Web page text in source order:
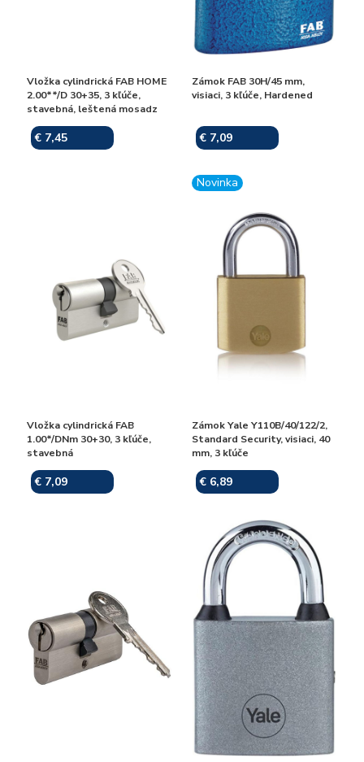
Vložka cylindrická FAB HOME
2.00**/D 30+35, 3 kľúče,
stavebná, leštená mosadz
€ 7,45
Zámok FAB 30H/45 mm,
visiaci, 3 kľúče, Hardened
€ 7,09
Vložka cylindrická FAB
1.00*/DNm 30+30, 3 kľúče,
stavebná
€ 7,09
Novinka
Zámok Yale Y110B/40/122/2,
Standard Security, visiaci, 40
mm, 3 kľúče
€ 6,89